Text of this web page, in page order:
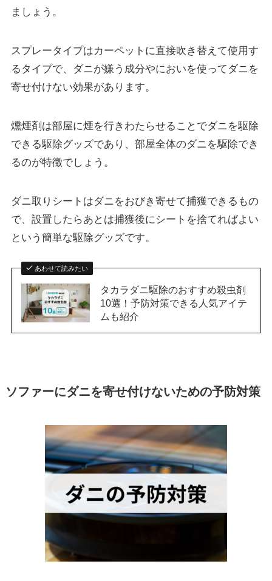
ましょう。
スプレータイプはカーペットに直接吹き替えて使用す
るタイプで、ダニが嫌う成分やにおいを使ってダニを
寄せ付けない効果があります。
燻煙剤は部屋に煙を行きわたらせることでダニを駆除
できる駆除グッズであり、部屋全体のダニを駆除でき
るのが特徴でしょう。
ダニ取りシートはダニをおびき寄せて捕獲できるもの
で、設置したらあとは捕獲後にシートを捨てればよい
という簡単な駆除グッズです。
あわせて読みたい
タカラダニ駆除のおすすめ殺虫剤
10選！予防対策できる人気アイテ
ムも紹介
ソファーにダニを寄せ付けないための予防対策